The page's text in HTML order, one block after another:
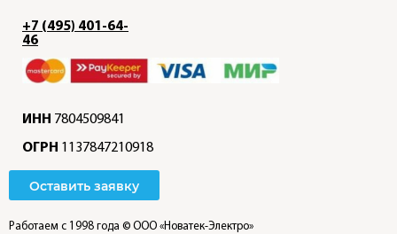
+7 (495) 401-64-
46
ИНН 7804509841
ОГРН 1137847210918
Оставить заявку
Работаем с 1998 года © ООО «Новатек-Электро»